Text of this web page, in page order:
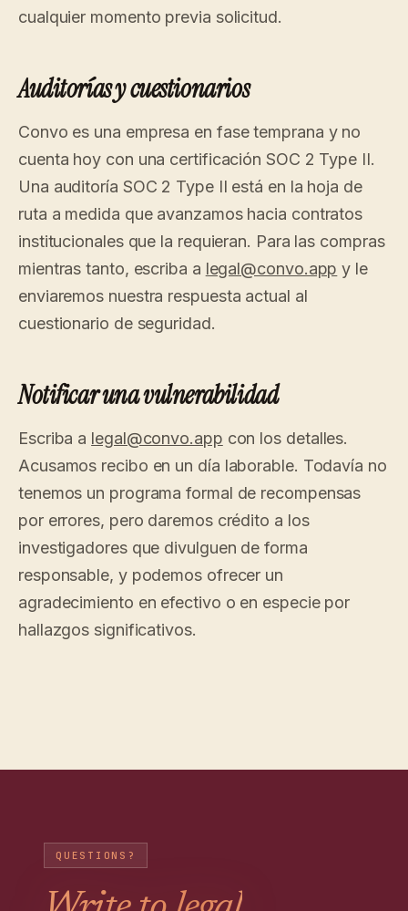
cualquier momento previa solicitud.
Auditorías y cuestionarios
Convo es una empresa en fase temprana y no
cuenta hoy con una certificación SOC 2 Type II.
Una auditoría SOC 2 Type II está en la hoja de
ruta a medida que avanzamos hacia contratos
institucionales que la requieran. Para las compras
mientras tanto, escriba a legal@convo.app y le
enviaremos nuestra respuesta actual al
cuestionario de seguridad.
Notificar una vulnerabilidad
Escriba a legal@convo.app con los detalles.
Acusamos recibo en un día laborable. Todavía no
tenemos un programa formal de recompensas
por errores, pero daremos crédito a los
investigadores que divulguen de forma
responsable, y podemos ofrecer un
agradecimiento en efectivo o en especie por
hallazgos significativos.
QUESTIONS?